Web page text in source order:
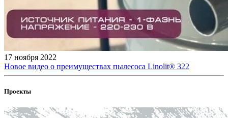
17 ноября 2022
Новое видео о преимуществах пылесоса Linolit® 322
Проекты